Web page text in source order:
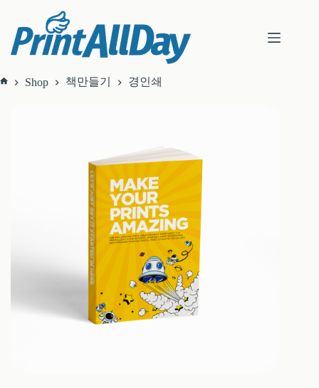
너
Shop 책만들기 경인쇄